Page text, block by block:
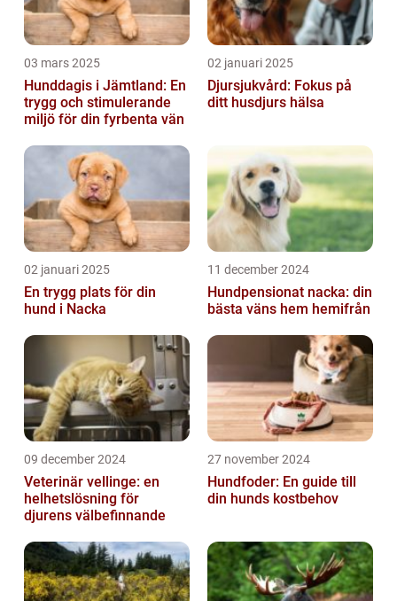
03 mars 2025
Hunddagis i Jämtland: En
trygg och stimulerande
miljö för din fyrbenta vän
02 januari 2025
Djursjukvård: Fokus på
ditt husdjurs hälsa
02 januari 2025
En trygg plats för din
hund i Nacka
11 december 2024
Hundpensionat nacka: din
bästa väns hem hemifrån
09 december 2024
Veterinär vellinge: en
helhetslösning för
djurens välbefinnande
27 november 2024
Hundfoder: En guide till
din hunds kostbehov